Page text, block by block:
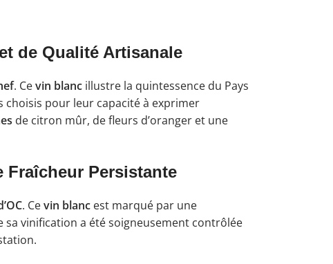
de Qualité Artisanale
. Cevin blanc illustre la quintessence du Pays
choisis pour leur capacité à exprimer
de citron mûr, de fleurs d’oranger et une
Fraîcheur Persistante
. Cevin blanc est marqué par une
sa vinification a été soigneusement contrôlée